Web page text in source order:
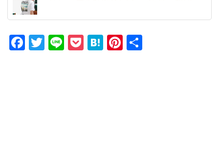
Facebook
Twitter
LinePocket
HatenaPinterest